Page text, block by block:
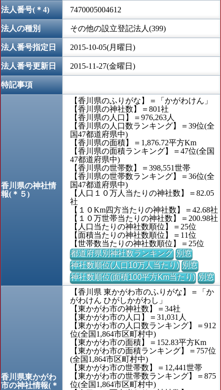
法人番号(＊4) 7470005004612
法人の種別 その他の設立登記法人(399)
法人番号指定日 2015-10-05(月曜日)
法人番号更新日 2015-11-27(金曜日)
特記事項
香川県の神社情
報(＊５)
【香川県のふりがな】＝「かがわけん」
【香川県の神社数】＝801社
【香川県の人口】＝976,263人
【香川県の人口数ランキング】＝39位(全
国47都道府県中)
【香川県の面積】＝1,876.72平方Km
【香川県の面積ランキング】＝47位(全国
47都道府県中)
【香川県の世帯数】＝398,551世帯
【香川県の世帯数ランキング】＝36位(全
国47都道府県中)
【人口１０万人当たりの神社数】＝82.05
社
【１０Km四方当たりの神社数】＝42.68社
【１０万世帯当たりの神社数】＝200.98社
【人口当たりの神社数順位】＝25位
【面積当たりの神社数順位】＝11位
【世帯数当たりの神社数順位】＝25位
都道府県別神社数ランキング 別窓
神社数順位(人口10万人当たり) 別窓
神社数順位(面積100平方Km当たり) 別窓
香川県東かがわ
市の神社情報(＊
【香川県 東かがわ市のふりがな】＝「か
がわけん ひがしかがわし」
【東かがわ市の神社数】＝34社
【東かがわ市の人口】＝31,031人
【東かがわ市の人口数ランキング】＝912
位(全国1,864市区町村中)
【東かがわ市の面積】＝152.83平方Km
【東かがわ市の面積ランキング】＝757位
(全国1,864市区町村中)
【東かがわ市の世帯数】＝12,441世帯
【東かがわ市の世帯数ランキング】＝875
位(全国1,864市区町村中)